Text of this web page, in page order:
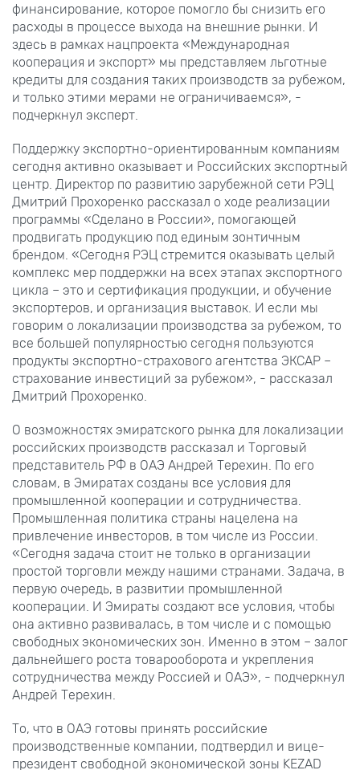
финансирование, которое помогло бы снизить его
расходы в процессе выхода на внешние рынки. И
здесь в рамках нацпроекта «Международная
кооперация и экспорт» мы представляем льготные
кредиты для создания таких производств за рубежом,
и только этими мерами не ограничиваемся», -
подчеркнул эксперт.
Поддержку экспортно-ориентированным компаниям
сегодня активно оказывает и Российских экспортный
центр. Директор по развитию зарубежной сети РЭЦ
Дмитрий Прохоренко рассказал о ходе реализации
программы «Сделано в России», помогающей
продвигать продукцию под единым зонтичным
брендом. «Сегодня РЭЦ стремится оказывать целый
комплекс мер поддержки на всех этапах экспортного
цикла – это и сертификация продукции, и обучение
экспортеров, и организация выставок. И если мы
говорим о локализации производства за рубежом, то
все большей популярностью сегодня пользуются
продукты экспортно-страхового агентства ЭКСАР –
страхование инвестиций за рубежом», - рассказал
Дмитрий Прохоренко.
О возможностях эмиратского рынка для локализации
российских производств рассказал и Торговый
представитель РФ в ОАЭ Андрей Терехин. По его
словам, в Эмиратах созданы все условия для
промышленной кооперации и сотрудничества.
Промышленная политика страны нацелена на
привлечение инвесторов, в том числе из России.
«Сегодня задача стоит не только в организации
простой торговли между нашими странами. Задача, в
первую очередь, в развитии промышленной
кооперации. И Эмираты создают все условия, чтобы
она активно развивалась, в том числе и с помощью
свободных экономических зон. Именно в этом – залог
дальнейшего роста товарооборота и укрепления
сотрудничества между Россией и ОАЭ», - подчеркнул
Андрей Терехин.
То, что в ОАЭ готовы принять российские
производственные компании, подтвердил и вице-
президент свободной экономической зоны KEZAD